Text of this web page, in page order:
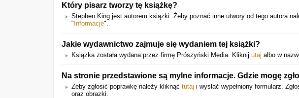
Który pisarz tworzy tę książkę?
Stephen King jest autorem książki. Żeby poznać inne utwory od tego autora
" Informacje".
Jakie wydawnictwo zajmuje się wydaniem tej książki?
Książka została wydana przez firmę Prószyński Media. Kliknij utaj albo w
Na stronie przedstawione są mylne informacje. Gdzie mogę
Żeby zgłosić poprawkę należy kliknąć tutaj i wysłać wypełniony formularz.
oraz obrazki.